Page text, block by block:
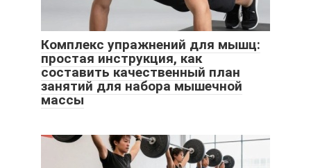
Комплекс упражнений для мышц:
простая инструкция, как
составить качественный план
занятий для набора мышечной
массы